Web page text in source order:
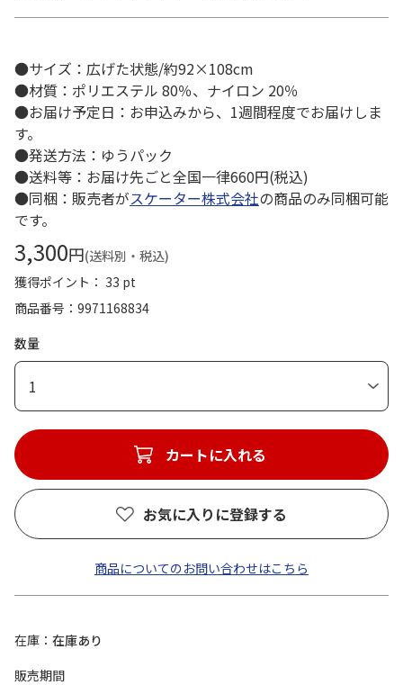
●サイズ：広げた状態/約92×108cm
●材質：ポリエステル 80％、ナイロン 20％
●お届け予定日：お申込みから、1週間程度でお届けしま
す。
●発送方法：ゆうパック
●送料等：お届け先ごと全国一律660円(税込)
●同梱：販売者がスケーター株式会社の商品のみ同梱可能
です。
3,300円(送料別・税込)
獲得ポイント： 33 pt
商品番号
9971168834
数量
1
カートに入れる
お気に入りに登録する
商品についてのお問い合わせはこちら
在庫
在庫あり
販売期間